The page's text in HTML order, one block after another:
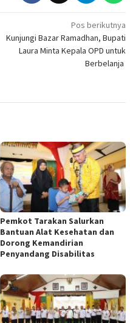
Pos berikutnya
Kunjungi Bazar Ramadhan, Bupati
Laura Minta Kepala OPD untuk
Berbelanja
Pemkot Tarakan Salurkan
Bantuan Alat Kesehatan dan
Dorong Kemandirian
Penyandang Disabilitas